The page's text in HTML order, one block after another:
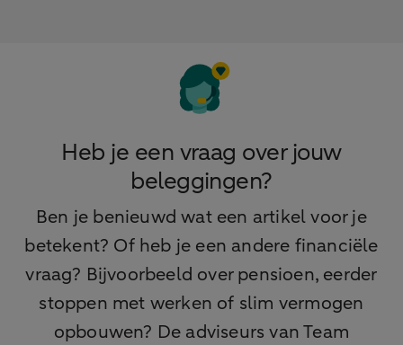
Heb je een vraag over jouw
beleggingen?
Ben je benieuwd wat een artikel voor je
betekent? Of heb je een andere financiële
vraag? Bijvoorbeeld over pensioen, eerder
stoppen met werken of slim vermogen
opbouwen? De adviseurs van Team